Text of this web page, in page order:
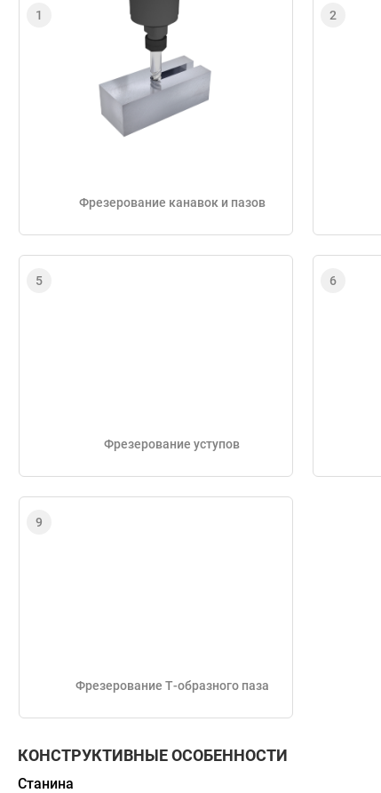
Фрезерование канавок и пазов
Фрезерование уступов
Фрезерование Т-образного паза
КОНСТРУКТИВНЫЕ ОСОБЕННОСТИ
Станина